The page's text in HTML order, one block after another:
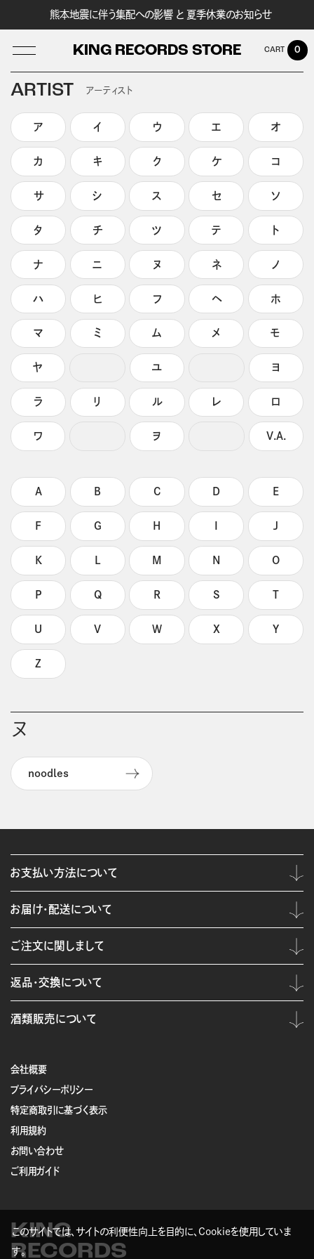
熊本地震に伴う集配への影響 と 夏季休業のお知らせ
KING RECORDS STORE
LOG IN
0
ARTIST アーティスト
ア イ ウ エ オ
カ キ ク ケ コ
サ シ ス セ ソ
タ チ ツ テ ト
ナ ニ ヌ ネ ノ
ハ ヒ フ ヘ ホ
マ ミ ム メ モ
ヤ ユ ヨ
ラ リ ル レ ロ
ワ ヲ V.A.
A B C D E
F G H J
K L M N O
P Q R S T
U V W X Y
Z
ヌ
noodles
会社概要
プライバシーポリシー
特定商取引に基づく表示
利用規約
お問い合わせ
ご利用ガイド
KING
RECORDS
お支払い方法について
お届け・配送について
ご注文に関しまして
返品・交換について
酒類販売について
このサイトでは、サイトの利便性向上を目的に、Cookieを使用していま
す。